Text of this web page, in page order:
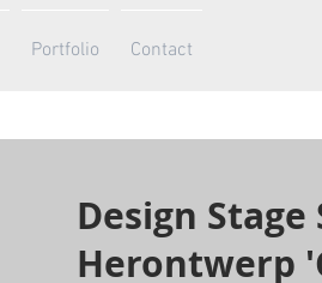
Portfolio Contact
Design
Herontwerp